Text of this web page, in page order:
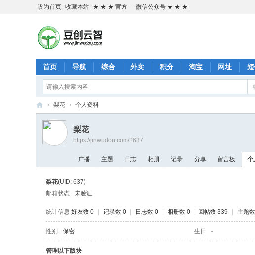
设为首页 收藏本站 ★ ★ ★ 官方 --- 微信公众号 ★ ★ ★
首页 导航 综合 外卖 积分 淘宝 网址
金
› 梨花 › 个人资料
梨花
https://jinwudou.com/?637
广播 主题 日志 相册 记录 分享 留言板 个
梨花(UID: 637)
邮箱状态
未验证
统计信息 好友数 0 记录数 0 日志数 0 相册数 0 回帖数 339 主题
性别 保密 生日 -
管理以下版块